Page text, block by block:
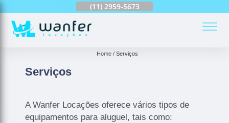
(11) 2959-5673
Home Serviços
Serviços
A Wanfer Locações oferece vários tipos de
equipamentos para aluguel, tais como: